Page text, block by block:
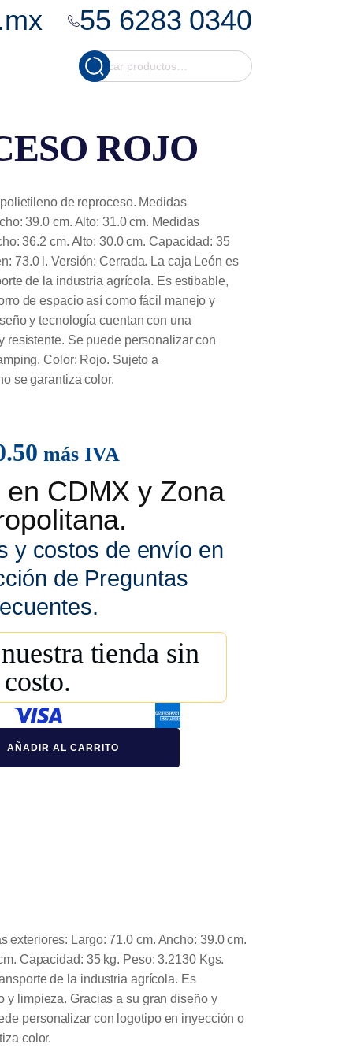
55 6283 0340
Buscar
por:
Cuando hay
ROJO
de reproceso. Medidas
39.0 cm. Alto: 31.0 cm. Medidas
36.2 cm. Alto: 30.0 cm. Capacidad: 35
73.0 l. Versión: Cerrada. La caja León es
de la industria agrícola. Es estibable,
de espacio así como fácil manejo y
y tecnología cuentan con una
resistente. Se puede personalizar con
Color: Rojo. Sujeto a
se garantiza color.
más IVA
CDMX y Zona
y costos de envío en
de Preguntas
tienda sin
costo.
AÑADIR AL CARRITO
Largo: 71.0 cm. Ancho: 39.0 cm.
Capacidad: 35 kg. Peso: 3.2130 Kgs.
de la industria agrícola. Es
y limpieza. Gracias a su gran diseño y
personalizar con logotipo en inyección o
color.